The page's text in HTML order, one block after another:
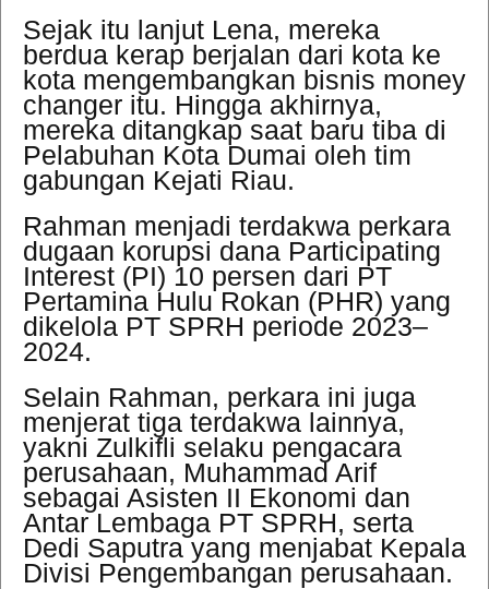
Sejak itu lanjut Lena, mereka
berdua kerap berjalan dari kota ke
kota mengembangkan bisnis money
changer itu. Hingga akhirnya,
mereka ditangkap saat baru tiba di
Pelabuhan Kota Dumai oleh tim
gabungan Kejati Riau.
Rahman menjadi terdakwa perkara
dugaan korupsi dana Participating
Interest (PI) 10 persen dari PT
Pertamina Hulu Rokan (PHR) yang
dikelola PT SPRH periode 2023–
2024.
Selain Rahman, perkara ini juga
menjerat tiga terdakwa lainnya,
yakni Zulkifli selaku pengacara
perusahaan, Muhammad Arif
sebagai Asisten II Ekonomi dan
Antar Lembaga PT SPRH, serta
Dedi Saputra yang menjabat Kepala
Divisi Pengembangan perusahaan.